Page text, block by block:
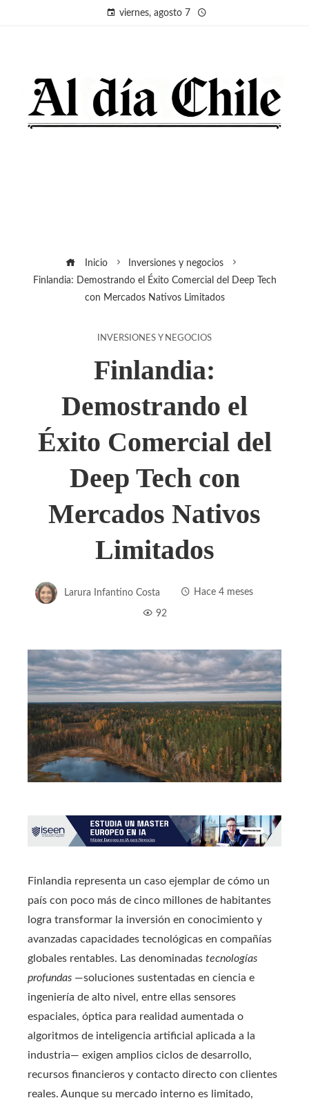
viernes, agosto 7
Inicio
Inversiones y negocios
Finlandia: Demostrando el Éxito Comercial del Deep Tech
con Mercados Nativos Limitados
INVERSIONES Y NEGOCIOS
Finlandia:
Demostrando el
Éxito Comercial del
Deep Tech con
Mercados Nativos
Limitados
Larura Infantino Costa Hace 4 meses
92
Finlandia representa un caso ejemplar de cómo un
país con poco más de cinco millones de habitantes
logra transformar la inversión en conocimiento y
avanzadas capacidades tecnológicas en compañías
globales rentables. Las denominadas tecnologías
profundas —soluciones sustentadas en ciencia e
ingeniería de alto nivel, entre ellas sensores
espaciales, óptica para realidad aumentada o
algoritmos de inteligencia artificial aplicada a la
industria— exigen amplios ciclos de desarrollo,
recursos financieros y contacto directo con clientes
reales. Aunque su mercado interno es limitado,